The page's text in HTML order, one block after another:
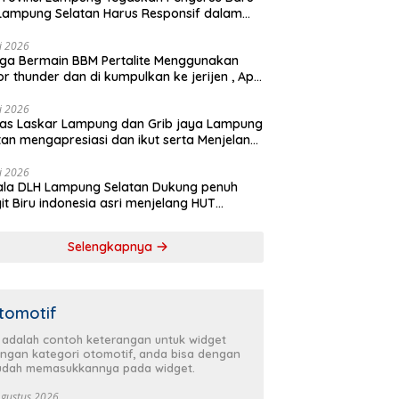
Selatan Harus Responsif dalam
2026
Bermain BBM Pertalite Menggunakan
thunder dan di kumpulkan ke jerijen , Apri
2026
Laskar Lampung dan Grib jaya Lampung
mengapresiasi dan ikut serta Menjelang
cabang) Partai Demokrat Lampung
gelar aksi bersih-bersih pantai dan
pohon
2026
DLH Lampung Selatan Dukung penuh
Biru indonesia asri menjelang HUT
Selengkapnya
adalah contoh keterangan untuk widget
kategori otomotif, anda bisa dengan
memasukkannya pada widget.